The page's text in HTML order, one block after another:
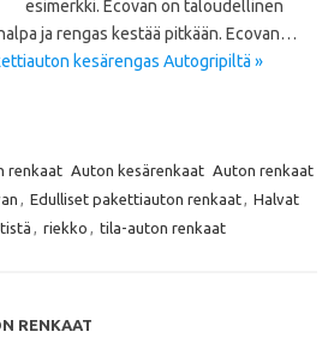
esimerkki. Ecovan on taloudellinen
ja rengas kestää pitkään. Ecovan…
kesärengas Autogripiltä »
renkaat Auton kesärenkaat Auton renkaat
Edulliset pakettiauton renkaat
Halvat
riekko tila-auton renkaat
RENKAAT